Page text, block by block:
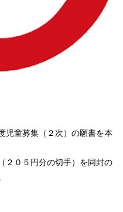
児童募集（２次）の願書を本
２０５円分の切手）を同封の